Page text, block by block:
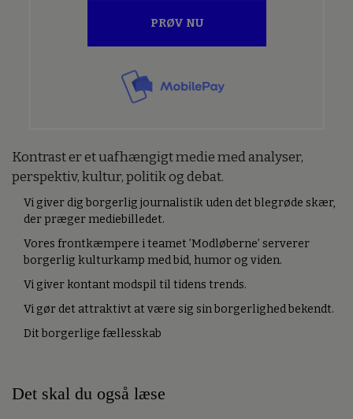
PRØV NU
Kontrast er et uafhængigt medie med analyser,
perspektiv, kultur, politik og debat.
Vi giver dig borgerlig journalistik uden det blegrøde skær,
der præger mediebilledet.
Vores frontkæmpere i teamet ’Modløberne’ serverer
borgerlig kulturkamp med bid, humor og viden.
Vi giver kontant modspil til tidens trends.
Vi gør det attraktivt at være sig sin borgerlighed bekendt.
Dit borgerlige fællesskab
Det skal du også læse